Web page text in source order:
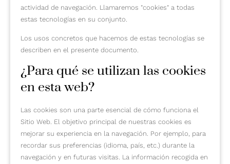
actividad de navegación. Llamaremos "cookies" a todas
estas tecnologías en su conjunto.
Los usos concretos que hacemos de estas tecnologías se
describen en el presente documento.
¿Para qué se utilizan las cookies
en esta web?
Las cookies son una parte esencial de cómo funciona el
Sitio Web. El objetivo principal de nuestras cookies es
mejorar su experiencia en la navegación. Por ejemplo, para
recordar sus preferencias (idioma, país, etc.) durante la
navegación y en futuras visitas. La información recogida en